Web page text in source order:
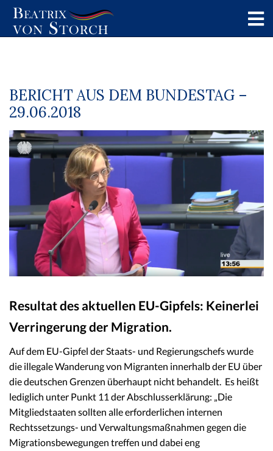
BERICHT AUS DEM BUNDESTAG –
29.06.2018
Resultat des aktuellen EU-Gipfels: Keinerlei
Verringerung der Migration.
Auf dem EU-Gipfel der Staats- und Regierungschefs wurde
die illegale Wanderung von Migranten innerhalb der EU über
die deutschen Grenzen überhaupt nicht behandelt. Es heißt
lediglich unter Punkt 11 der Abschlusserklärung: „Die
Mitgliedstaaten sollten alle erforderlichen internen
Rechtssetzungs- und Verwaltungsmaßnahmen gegen die
Migrationsbewegungen treffen und dabei eng